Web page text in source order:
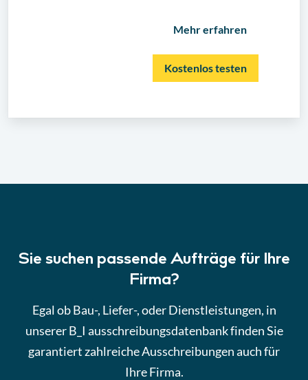
Mehr erfahren
Kostenlos testen
Sie suchen passende Aufträge für Ihre
Firma?
Egal ob Bau-, Liefer-, oder Dienstleistungen, in
unserer B_I ausschreibungsdatenbank finden Sie
garantiert zahlreiche Ausschreibungen auch für
Ihre Firma.